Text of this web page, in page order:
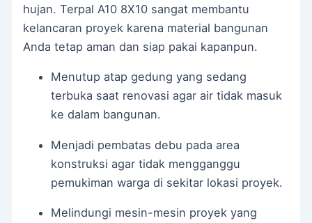
hujan. Terpal A10 8X10 sangat membantu
kelancaran proyek karena material bangunan
Anda tetap aman dan siap pakai kapanpun.
Menutup atap gedung yang sedang
terbuka saat renovasi agar air tidak masuk
ke dalam bangunan.
Menjadi pembatas debu pada area
konstruksi agar tidak mengganggu
pemukiman warga di sekitar lokasi proyek.
Melindungi mesin-mesin proyek yang